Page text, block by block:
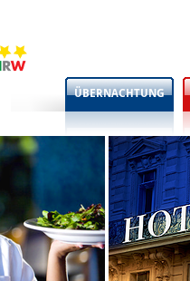
ÜBERNACHTUNG